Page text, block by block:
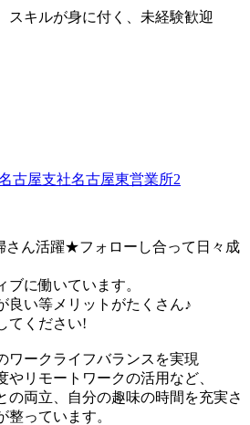
スキルが身に付く、未経験歓迎
古屋支社名古屋東営業所2
さん活躍★フォローし合って日々成
ブに働いています。
良い等メリットがたくさん♪
てください!
ワークライフバランスを実現
リモートワークの活用など、
の両立、自分の趣味の時間を充実さ
っています。